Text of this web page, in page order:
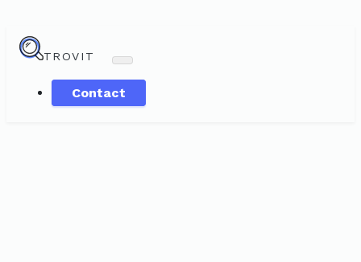
TROVIT
Contact